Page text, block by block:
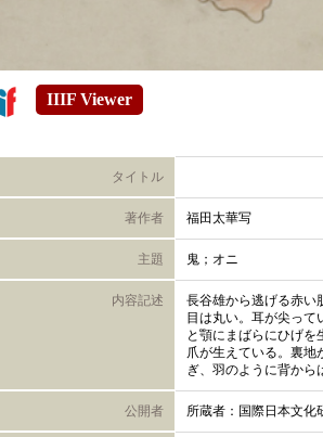
IIIF Viewer
タイトル
著作者 福田太華写
主題 鬼；オニ
内容記述
長谷雄から逃げる赤い
目は丸い。耳が尖っ
と顎にまばらにひげ
爪が生えている。裏地
ぎ、羽のように背から
公開者 所蔵者：国際日本文化